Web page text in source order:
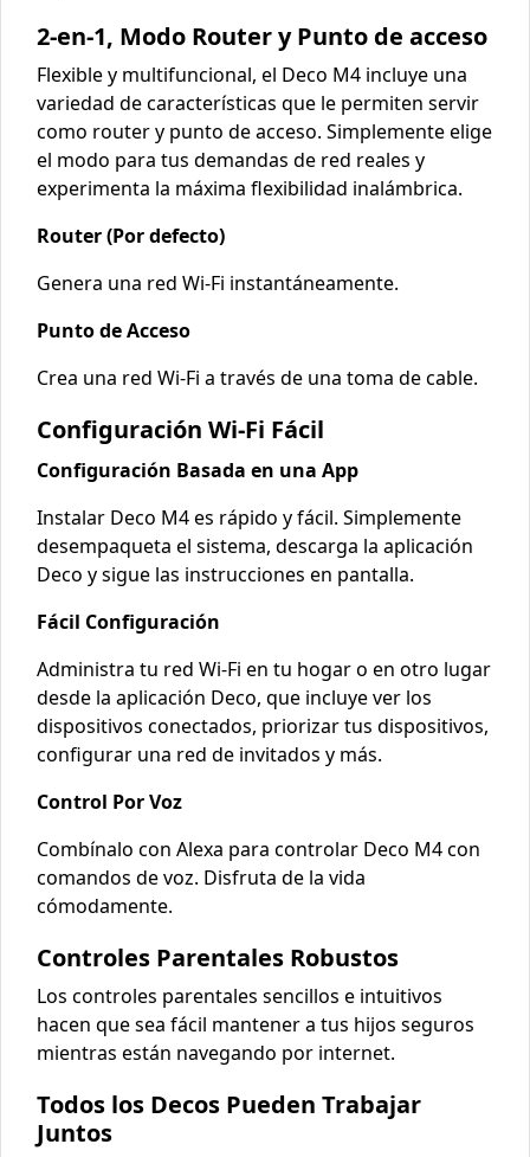
2-en-1, Modo Router y Punto de acceso
Flexible y multifuncional, el Deco M4 incluye una
variedad de características que le permiten servir
como router y punto de acceso. Simplemente elige
el modo para tus demandas de red reales y
experimenta la máxima flexibilidad inalámbrica.
Router (Por defecto)
Genera una red Wi-Fi instantáneamente.
Punto de Acceso
Crea una red Wi-Fi a través de una toma de cable.
Configuración Wi-Fi Fácil
Configuración Basada en una App
Instalar Deco M4 es rápido y fácil. Simplemente
desempaqueta el sistema, descarga la aplicación
Deco y sigue las instrucciones en pantalla.
Fácil Configuración
Administra tu red Wi-Fi en tu hogar o en otro lugar
desde la aplicación Deco, que incluye ver los
dispositivos conectados, priorizar tus dispositivos,
configurar una red de invitados y más.
Control Por Voz
Combínalo con Alexa para controlar Deco M4 con
comandos de voz. Disfruta de la vida
cómodamente.
Controles Parentales Robustos
Los controles parentales sencillos e intuitivos
hacen que sea fácil mantener a tus hijos seguros
mientras están navegando por internet.
Todos los Decos Pueden Trabajar
Juntos